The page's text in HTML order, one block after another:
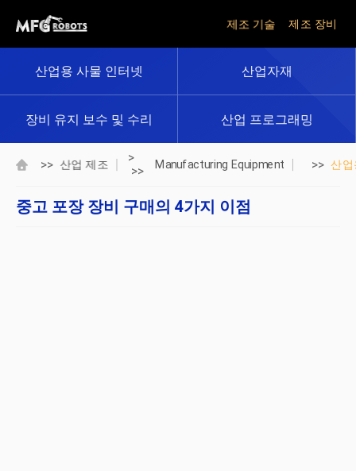
제조 기술 제조 장비
산업용 사물 인터넷 산업자재
장비 유지 보수 및 수리 산업 프로그래밍
>> 산업 제조
>
>>
Manufacturing Equipment >> 산업
중고 포장 장비 구매의 4가지 이점